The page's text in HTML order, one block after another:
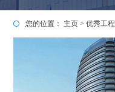
您的位置： 主页 >优秀工程